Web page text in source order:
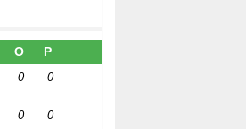
O P
0 0
0
0